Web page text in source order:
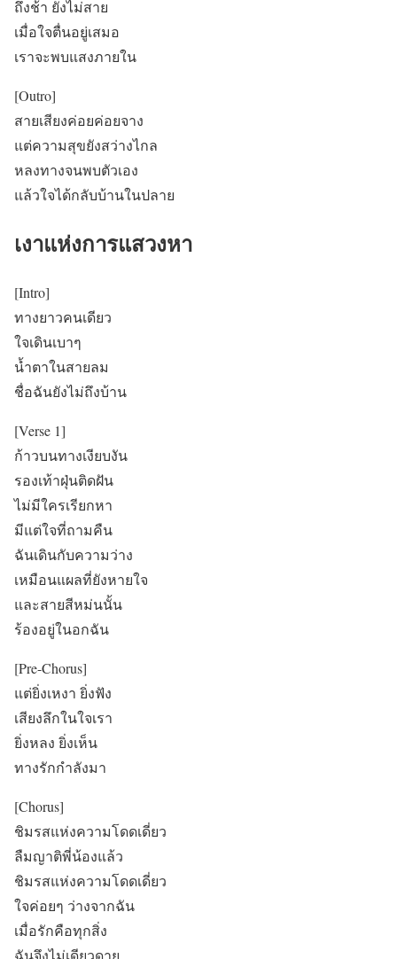
ถึงช้า ยังไม่สาย
เมื่อใจตื่นอยู่เสมอ
เราจะพบแสงภายใน
[Outro]
สายเสียงค่อยค่อยจาง
แต่ความสุขยังสว่างไกล
หลงทางจนพบตัวเอง
แล้วใจได้กลับบ้านในปลาย
เงาแห่งการแสวงหา
[Intro]
ทางยาวคนเดียว
ใจเดินเบาๆ
น้ำตาในสายลม
ชื่อฉันยังไม่ถึงบ้าน
[Verse 1]
ก้าวบนทางเงียบงัน
รองเท้าฝุ่นติดฝัน
ไม่มีใครเรียกหา
มีแต่ใจที่ถามคืน
ฉันเดินกับความว่าง
เหมือนแผลที่ยังหายใจ
และสายสีหม่นนั้น
ร้องอยู่ในอกฉัน
[Pre-Chorus]
แต่ยิ่งเหงา ยิ่งฟัง
เสียงลึกในใจเรา
ยิ่งหลง ยิ่งเห็น
ทางรักกำลังมา
[Chorus]
ชิมรสแห่งความโดดเดี่ยว
ลืมญาติพี่น้องแล้ว
ชิมรสแห่งความโดดเดี่ยว
ใจค่อยๆ ว่างจากฉัน
เมื่อรักคือทุกสิ่ง
ฉันจึงไม่เดียวดาย